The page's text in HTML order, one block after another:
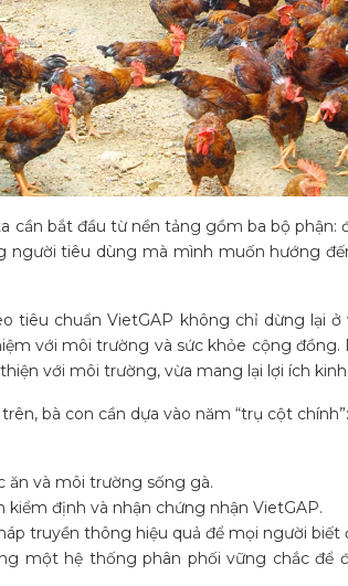
cần bắt đầu từ nền tảng gồm ba bộ phận:
người tiêu dùng mà mình muốn hướng
tiêu chuẩn VietGAP không chỉ dừng lại
với môi trường và sức khỏe cộng
với môi trường, vừa mang lại lợi ích
bà con cần dựa vào năm “trụ cột chính”:
ăn và môi trường sống gà.
kiểm định và nhận chứng nhận VietGAP.
truyền thông hiệu quả để mọi người biết
một hệ thống phân phối vững chắc để